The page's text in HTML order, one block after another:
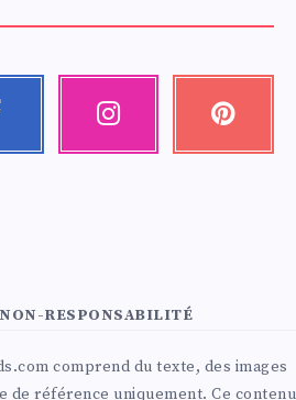
NON-RESPONSABILITÉ
comprend du texte, des images
de référence uniquement. Ce contenu